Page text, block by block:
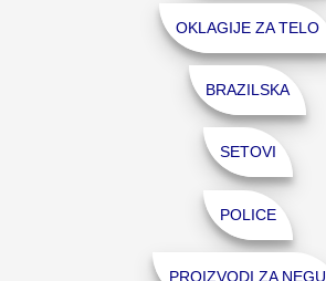
OKLAGIJE ZA TELO
BRAZILSKA
SETOVI
POLICE
PROIZVODI ZA NEGU